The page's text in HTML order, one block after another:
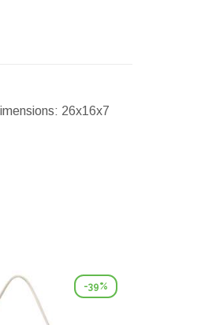
26x16x7
-39%